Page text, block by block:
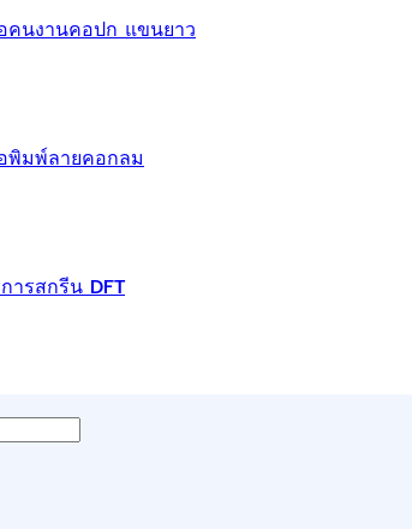
คนงานคอปก แขนยาว
พิมพ์ลายคอกลม
ารสกรีน DFT